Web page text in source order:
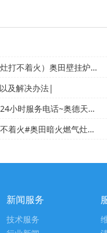
）奥田壁挂炉和燃气灶都打不着火
及解决办法|
电话~奥德天然气燃气灶打不着火
#奥田暗火燃气灶点不着火
新闻服务
技术服务